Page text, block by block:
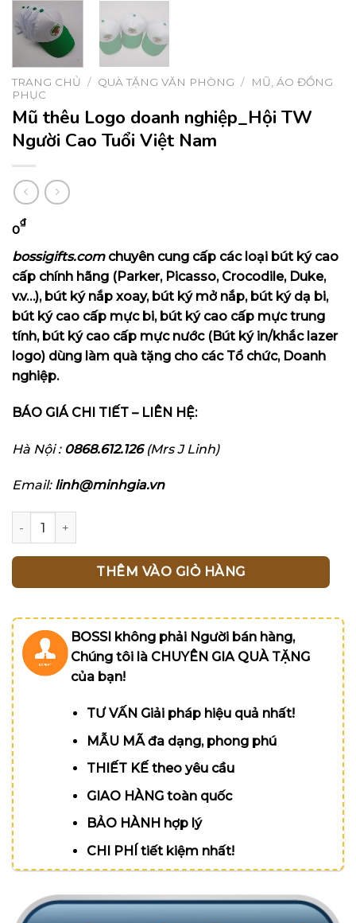
TRANG CHỦ / QUÀ TẶNG VĂN PHÒNG /
MŨ, ÁO ĐỒNG
PHỤC
Mũ thêu Logo doanh nghiệp_Hội TW
Người Cao Tuổi Việt Nam
0₫
bossigifts.com chuyên cung cấp các loại bút ký cao
cấp chính hãng (Parker, Picasso, Crocodile, Duke,
v.v…), bút ký nắp xoay, bút ký mở nắp, bút ký dạ bi,
bút ký cao cấp mực bi, bút ký cao cấp mực trung
tính, bút ký cao cấp mực nước (Bút ký in/khắc lazer
logo) dùng làm quà tặng cho các Tổ chức, Doanh
nghiệp.
BÁO GIÁ CHI TIẾT – LIÊN HỆ:
Hà Nội : 0868.612.126 (Mrs J Linh)
Email: linh@minhgia.vn
Mũ thêu Logo doanh nghiệp_Hội TW Người Cao Tuổi Việt
THÊM VÀO GIỎ HÀNG
BOSSI không phải Người bán hàng,
Chúng tôi là CHUYÊN GIA QUÀ TẶNG
của bạn!
TƯ VẤN Giải pháp hiệu quả nhất!
MẪU MÃ đa dạng, phong phú
THIẾT KẾ theo yêu cầu
GIAO HÀNG toàn quốc
BẢO HÀNH hợp lý
CHI PHÍ tiết kiệm nhất!